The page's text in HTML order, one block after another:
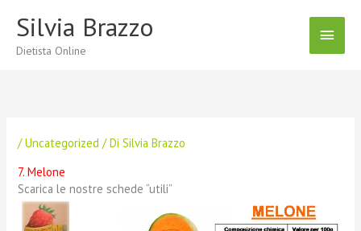
contenuto
Silvia Brazzo
Dietista Online
Menu
/Uncategorized / DiSilvia Brazzo
7. Melone
Scarica le nostre schede “utili”